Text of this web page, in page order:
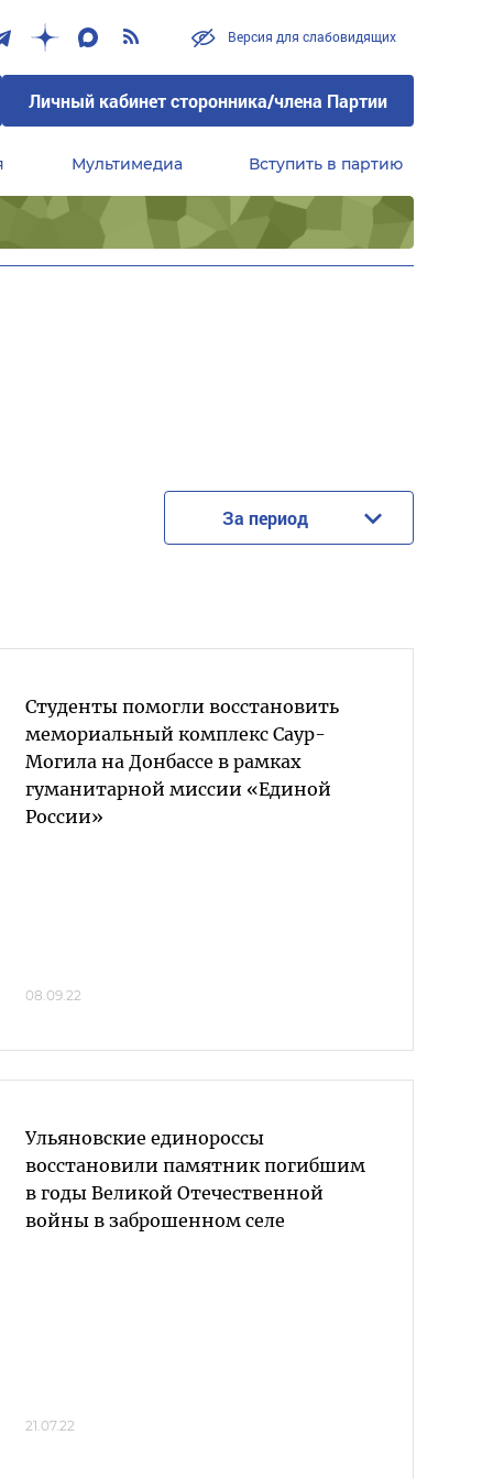
Версия для слабовидящих
Личный кабинет сторонника/члена Партии
Мультимедиа Вступить в партию
За период
Студенты помогли восстановить
мемориальный комплекс Саур-
Могила на Донбассе в рамках
гуманитарной миссии «Единой
России»
08.09.22
Ульяновские единороссы
восстановили памятник погибшим
в годы Великой Отечественной
войны в заброшенном селе
21.07.22